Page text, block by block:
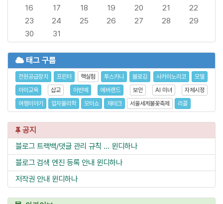
16
17 18 19 20 21
22
23
24 25 26 27 28
29
30
31
태그 구름
전원공급장치 프린터 핵실험 투스카니 블로깅 사카이노리코
모델
아이교육
삽교 아반떼 에버랜드 보안 AI 미녀
자체시정
여행이야기
입자물리학 모터쇼 재테크 서울세계불꽃축제 리콜
공지
블로그 트랙백/댓글 관리 규칙 ... 윈디하나
블로그 검색 엔진 등록 안내 윈디하나
저작권 안내 윈디하나